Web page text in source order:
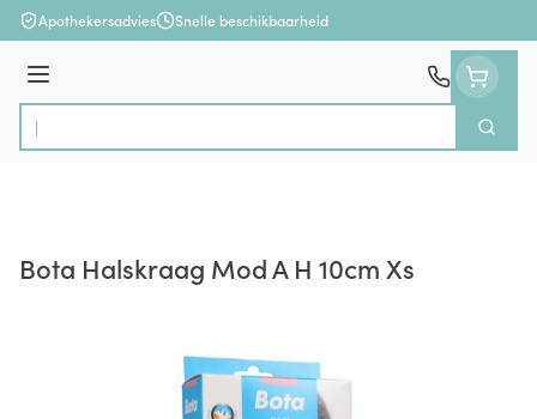
Ga naar de inhoud
Apothekersadvies Snelle beschikbaarheid
Menu
Product, merk, categorie...
Zoek
Bota Halskraag Mod A H 10cm Xs